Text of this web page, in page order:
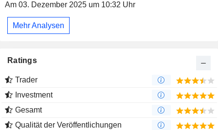
Am 03. Dezember 2025 um 10:32 Uhr
Mehr Analysen
Ratings
Trader
Investment
Gesamt
Qualität der Veröffentlichungen